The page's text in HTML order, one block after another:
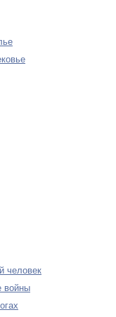
человек
войны